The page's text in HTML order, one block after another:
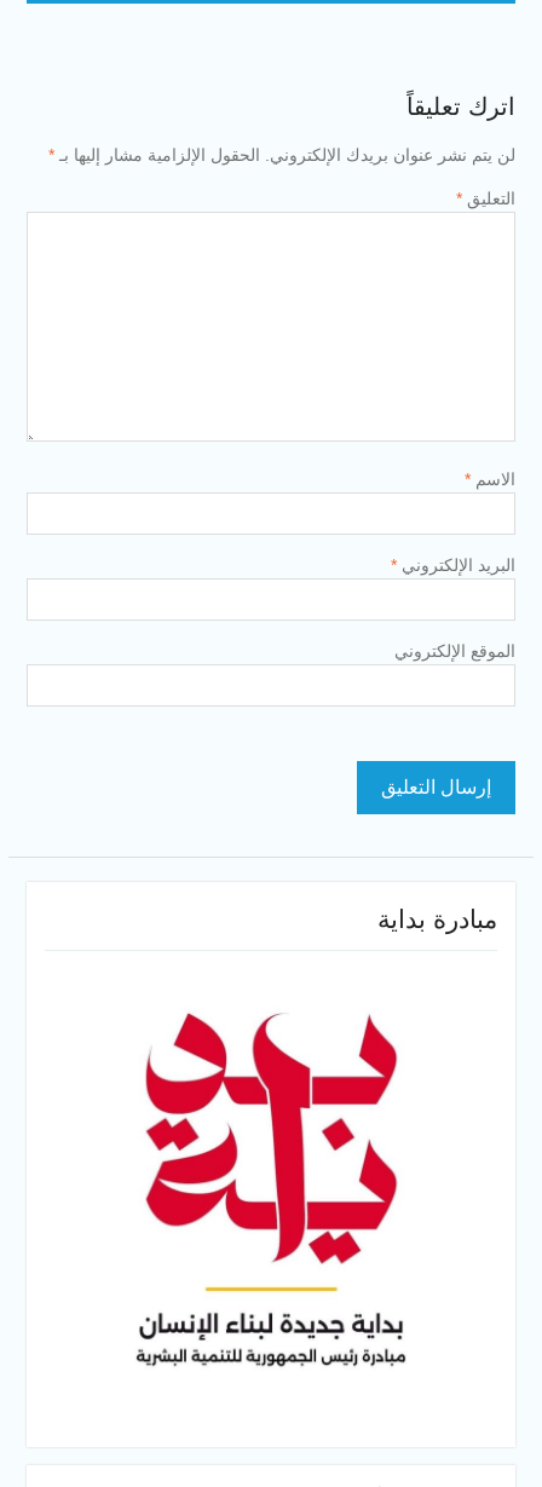
اترك تعليقاً
لن يتم نشر عنوان بريدك الإلكتروني. الحقول الإلزامية مشار إليها بـ *
التعليق *
الاسم *
البريد الإلكتروني *
الموقع الإلكتروني
مبادرة بداية